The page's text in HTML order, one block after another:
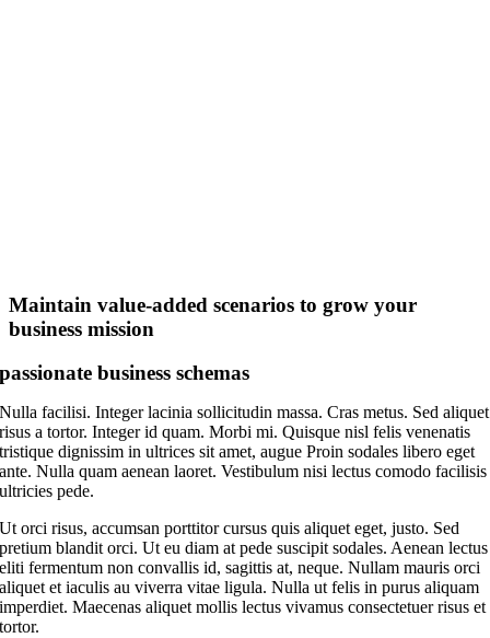
Maintain value-added scenarios to grow your
business mission
passionate business schemas
Nulla facilisi. Integer lacinia sollicitudin massa. Cras metus. Sed aliquet
risus a tortor. Integer id quam. Morbi mi. Quisque nisl felis venenatis
tristique dignissim in ultrices sit amet, augue Proin sodales libero eget
ante. Nulla quam aenean laoret. Vestibulum nisi lectus comodo facilisis
ultricies pede.
Ut orci risus, accumsan porttitor cursus quis aliquet eget, justo. Sed
pretium blandit orci. Ut eu diam at pede suscipit sodales. Aenean lectus
eliti fermentum non convallis id, sagittis at, neque. Nullam mauris orci
aliquet et iaculis au viverra vitae ligula. Nulla ut felis in purus aliquam
imperdiet. Maecenas aliquet mollis lectus vivamus consectetuer risus et
tortor.